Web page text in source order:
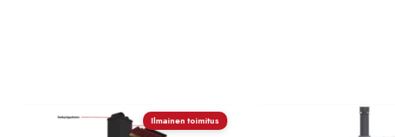
Ilmainen toimitus